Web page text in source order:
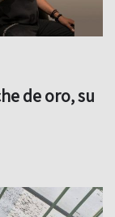
de oro, su